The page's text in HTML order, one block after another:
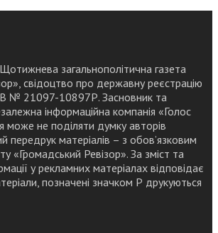
Щотижнева загальнополітична газета
свідоцтво про державну реєстрацію
№ 21097-10897Р. Засновник та
інформаційна компанія «Голос
може не поділяти думку авторів
передрук матеріалів – з обов’язковим
«Громадський Ревізор». За зміст та
у рекламних матеріалах відповідає
позначені значком Р друкуються